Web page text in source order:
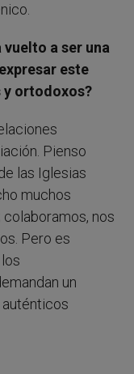
vuelto a ser una
este
ortodoxos?
Pienso
las Iglesias
muchos
nos
Pero es
un
auténticos